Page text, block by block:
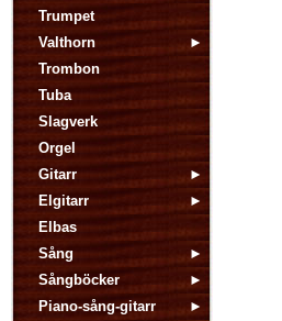
Trumpet
Valthorn
Trombon
Tuba
Slagverk
Orgel
Gitarr
Elgitarr
Elbas
Sång
Sångböcker
Piano-sång-gitarr